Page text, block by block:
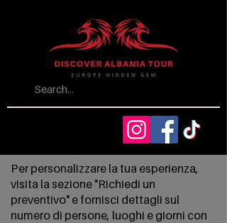
Per personalizzare la tua esperienza,
visita la sezione "Richiedi un
preventivo" e fornisci dettagli sul
numero di persone, luoghi e giorni con